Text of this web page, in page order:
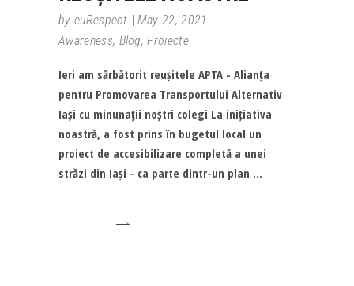
by euRespect
May 22, 2021
Awareness, Blog,Proiecte
Ieri am sărbătorit reușitele APTA - Alianța
pentru Promovarea Transportului Alternativ
Iași cu minunații noștri colegi La inițiativa
noastră, a fost prins în bugetul local un
proiect de accesibilizare completă a unei
străzi din Iași - ca parte dintr-un plan